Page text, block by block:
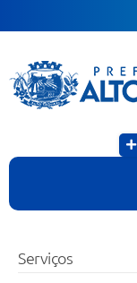
Serviços